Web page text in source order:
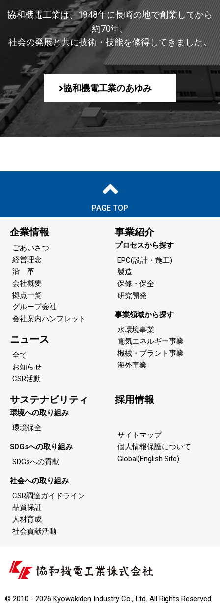
協和機電工業は、1948年に長崎の地で創業してから
約70年、
社会の発展と共に技術・技能を修得してきました。
協和機電工業のあゆみ
PAGE TOP
企業情報
ごあいさつ
経営理念
沿 革
会社概要
拠点一覧
グループ会社
会社案内パンフレット
ニュース
全て
お知らせ
CSR活動
事業紹介
プロセスから探す
EPC(設計・施工)
製造
保修・保全
研究開発
事業領域から探す
水環境事業
電気エネルギー事業
機械・プラント事業
海外事業
サステナビリティ
環境への取り組み
環境保全
SDGsへの取り組み
SDGsへの貢献
社会への取り組み
CSR調達ガイドライン
品質保証
人材育成
社会貢献活動
採用情報
サイトマップ
個人情報保護について
Global(English Site)
© 2010 - 2026 Kyowakiden Industry Co., Ltd. All Rights Reserved.